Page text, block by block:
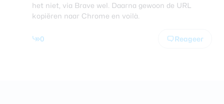
het niet, via Brave wel. Daarna gewoon de URL
kopiëren naar Chrome en voilà.
0 Reageer